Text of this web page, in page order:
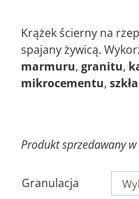
Krążek ścierny na
spajany żywicą.
marmuru, granitu,
mikrocementu, szkła
Produkt sprzedawany
Granulacja